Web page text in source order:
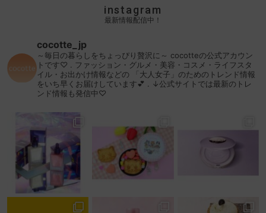
instagram
最新情報配信中！
cocotte_jp
～毎日の暮らしをちょっぴり贅沢に～ cocotteの公式アカウン
トです♡
ファッション・グルメ・美容・コスメ・ライフスタ
イル・お出かけ情報などの 「大人女子」のためのトレンド情報
をいち早くお届けしています💕
↓公式サイトでは最新のトレ
ンド情報も発信中♡